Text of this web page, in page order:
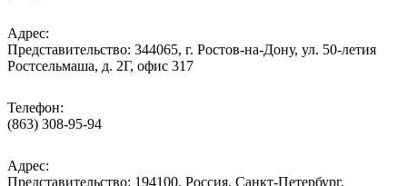
Адрес:
Представительство: 344065, г. Ростов-на-Дону, ул. 50-летия
Ростсельмаша, д. 2Г, офис 317
Телефон:
(863) 308-95-94
Адрес:
Представительство: 194100, Россия, Санкт-Петербург,